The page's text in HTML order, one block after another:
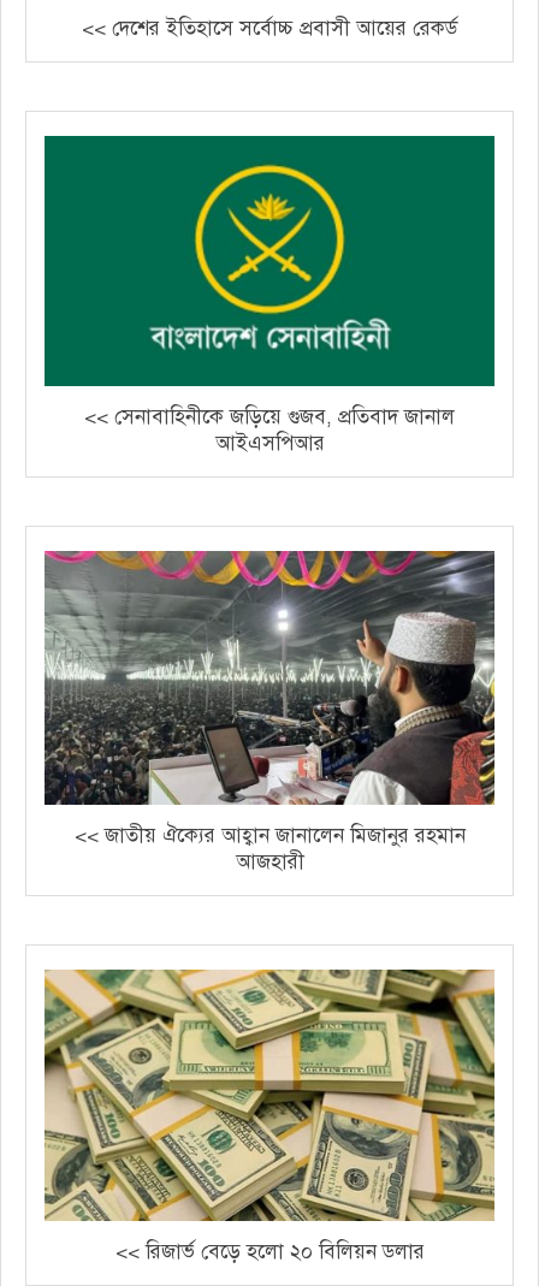
<< দেশের ইতিহাসে সর্বোচ্চ প্রবাসী আয়ের রেকর্ড
<< সেনাবাহিনীকে জড়িয়ে গুজব, প্রতিবাদ জানাল
আইএসপিআর
<< জাতীয় ঐক্যের আহ্বান জানালেন মিজানুর রহমান
আজহারী
<< রিজার্ভ বেড়ে হলো ২০ বিলিয়ন ডলার